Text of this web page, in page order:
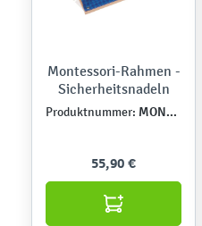
Montessori-Rahmen -
Sicherheitsnadeln
Produktnummer: MONT457552
55,90 €